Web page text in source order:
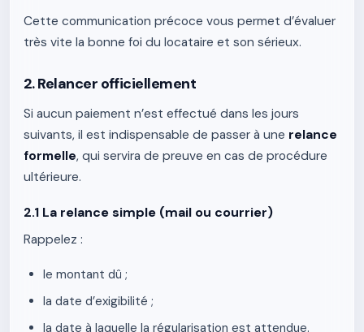
Cette communication précoce vous permet d’évaluer
très vite la bonne foi du locataire et son sérieux.
2. Relancer officiellement
Si aucun paiement n’est effectué dans les jours
suivants, il est indispensable de passer à une relance
formelle, qui servira de preuve en cas de procédure
ultérieure.
2.1 La relance simple (mail ou courrier)
Rappelez :
le montant dû ;
la date d’exigibilité ;
la date à laquelle la régularisation est attendue.